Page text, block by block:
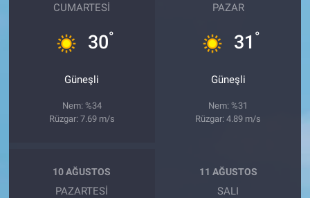
CUMARTESI
30°
Güneşli
Nem: %34
Rüzgar: 7.69 m/s
PAZAR
31 °
Güneşli
Nem: %31
Rüzgar: 4.89 m/s
10 AĞUSTOS
PAZARTESI
11 AĞUSTOS
SALI